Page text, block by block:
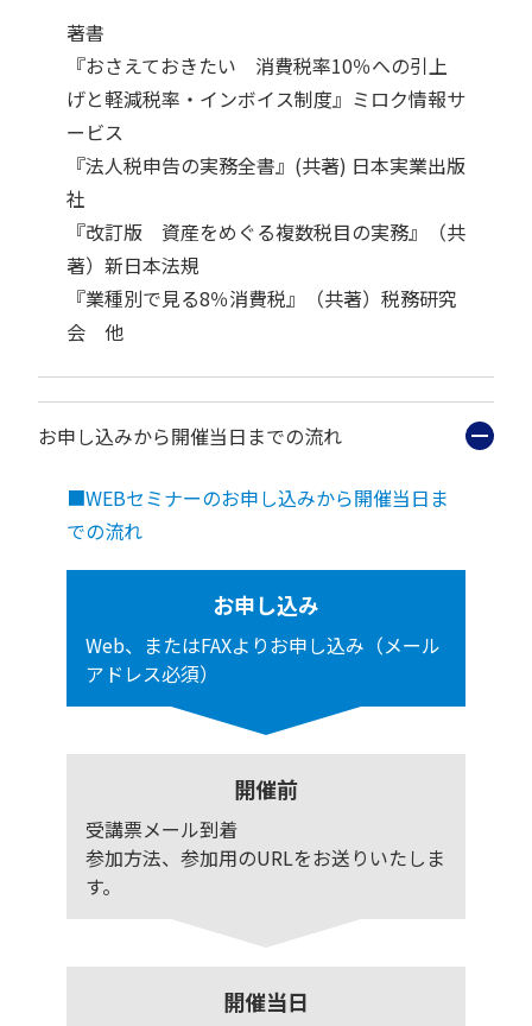
著書
『おさえておきたい 消費税率10％への引上
げと軽減税率・インボイス制度』ミロク情報サ
ービス
『法人税申告の実務全書』(共著) 日本実業出版
社
『改訂版 資産をめぐる複数税目の実務』（共
著）新日本法規
『業種別で見る8％消費税』（共著）税務研究
会 他
お申し込みから開催当日までの流れ
■WEBセミナーのお申し込みから開催当日ま
での流れ
お申し込み
Web、またはFAXよりお申し込み（メール
アドレス必須）
開催前
受講票メール到着
参加方法、参加用のURLをお送りいたしま
す。
開催当日